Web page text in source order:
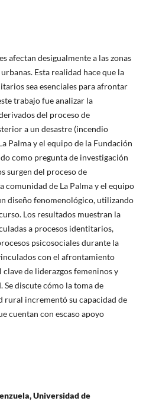
afectan desigualmente a las zonas
Esta realidad hace que la
sea esenciales para afrontar
trabajo fue analizar la
del proceso de
a un desastre (incendio
Palma y el equipo de la Fundación
como pregunta de investigación
surgen del proceso de
de La Palma y el equipo
diseño fenomenológico, utilizando
Los resultados muestran la
a procesos identitarios,
psicosociales durante la
con el afrontamiento
de liderazgos femeninos y
Se discute cómo la toma de
rural incrementó su capacidad de
cuentan con escaso apoyo
Universidad de